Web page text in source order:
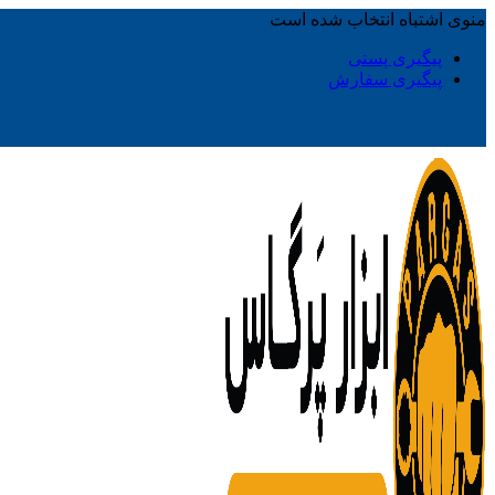
منوی اشتباه انتخاب شده است
پیگیری پستی
پیگیری سفارش